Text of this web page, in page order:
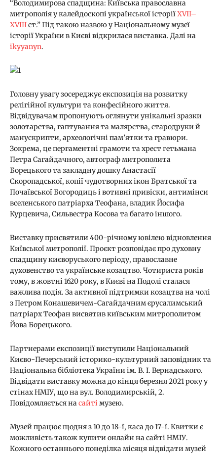
“Володимирова спадщина: Київська православна
митрополія у калейдоскопі української історіїXVII–
XVIIIст.” Під такою назвою у Національному музеї
історії України в Києві відкрилася виставка. Далі на
ikyyanyn.
Головну увагу зосереджує експозиція на розвитку
релігійної культури та конфесійного життя.
Відвідувачам пропонують оглянути унікальні зразки
золотарства, гаптування та малярства, стародруки й
манускрипти, археологічні пам’ятки та гравюри.
Зокрема, це пергаментні грамоти та хрест гетьмана
Петра Сагайдачного, автограф митрополита
Борецького та закладну дошку Анастасії
Скоропадської, копії чудотворних ікон Братської та
Почаївської Богородиць і вотивні привіски, антимінси
вселенського патріарха Теофана, владик Йосифа
Курцевича, Сильвестра Косова та багато іншого.
Виставку присвятили 400-річному ювілею відновлення
Київської митрополії. Проєкт розповідає про духовну
спадщину києворуського періоду, православне
духовенство та українське козацтво. Чотириста років
тому, в жовтні 1620 року, в Києві на Подолі сталася
важлива подія. За активної підтримки козацтва на чолі
з Петром Конашевичем-Сагайдачним єрусалимський
патріарх Теофан висвятив київським митрополитом
Йова Борецького.
Партнерами експозиції виступили Національний
Києво-Печерський історико-культурний заповідник та
Національна бібліотека України ім. В. І. Вернадського.
Відвідати виставку можна до кінця березня 2021 року у
стінах НМІУ, що на вул. Володимирській, 2.
Повідомляється насайтімузею.
Музей працює щодня з 10 до 18-ї, каса до 17-ї. Квитки є
можливість також купити онлайн на сайті НМІУ.
Кожного останнього понеділка місяця відвідати музей